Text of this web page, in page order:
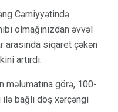
Cəmiyyətində
olmağınızdan əvvəl
arasında siqaret çəkən
artırdı.
məlumatına görə, 100-
bağlı döş xərçəngi